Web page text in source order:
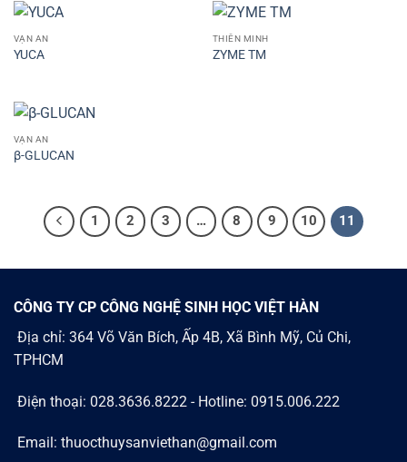
VẠN AN
YUCA
THIÊN MINH
ZYME TM
VẠN AN
β-GLUCAN
1 2 3 … 8 9 10 11
CÔNG TY CP CÔNG NGHỆ SINH HỌC VIỆT HÀN
Địa chỉ: 364 Võ Văn Bích, Ấp 4B, Xã Bình Mỹ, Củ Chi,
TPHCM
Điện thoại: 028.3636.8222 - Hotline: 0915.006.222
Email: thuocthuysanviethan@gmail.com